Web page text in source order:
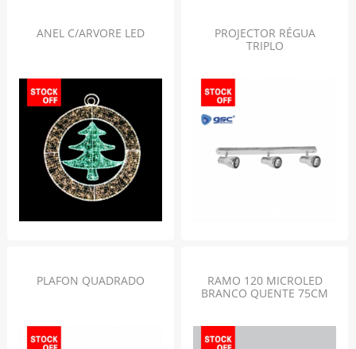
ANEL C/ARVORE LED
PROJECTOR RÉGUA
TRIPLO
PLAFON QUADRADO
RAMO 120 MICROLED
BRANCO QUENTE 75CM